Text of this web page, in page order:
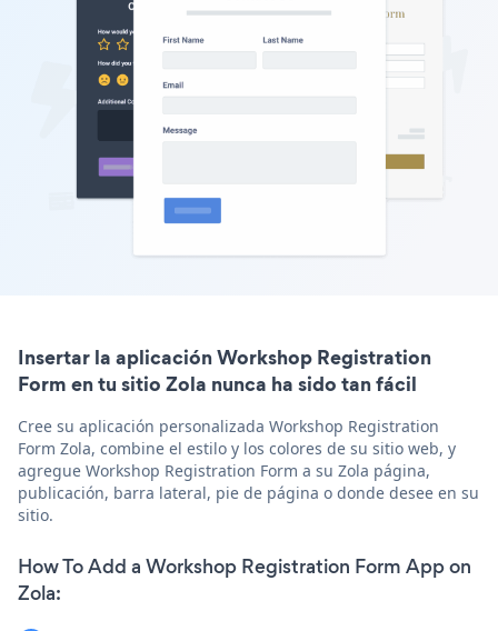
Insertar la aplicación Workshop Registration
Form en tu sitio Zola nunca ha sido tan fácil
Cree su aplicación personalizada Workshop Registration
Form Zola, combine el estilo y los colores de su sitio web, y
agregue Workshop Registration Form a su Zola página,
publicación, barra lateral, pie de página o donde desee en su
sitio.
How To Add a Workshop Registration Form App on
Zola: